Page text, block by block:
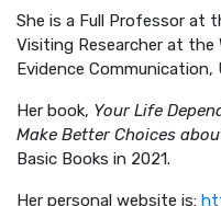
She is a Full Professor at
Visiting Researcher at the
Evidence
Her book, Your Life
Make Better Choices
Basic Books in 2021.
Her personal website is: